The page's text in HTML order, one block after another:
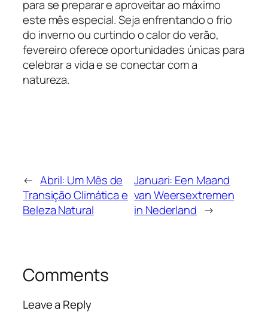
para se preparar e aproveitar ao máximo
este mês especial. Seja enfrentando o frio
do inverno ou curtindo o calor do verão,
fevereiro oferece oportunidades únicas para
celebrar a vida e se conectar com a
natureza.
← Abril: Um Mês de
Transição Climática e
Beleza Natural
Januari: Een Maand
van Weersextremen
in Nederland →
Comments
Leave a Reply